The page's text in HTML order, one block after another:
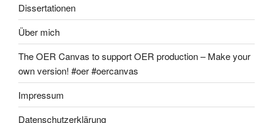
Dissertationen
Über mich
The OER Canvas to support OER production – Make your
own version! #oer #oercanvas
Impressum
Datenschutzerklärung